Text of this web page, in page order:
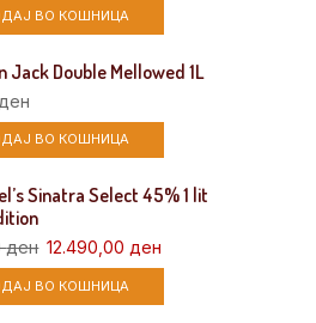
ВО КОШНИЦА
Jack Double Mellowed 1L
ден
ВО КОШНИЦА
Sinatra Select 45% 1 lit
ден 12.490,00 ден
ВО КОШНИЦА